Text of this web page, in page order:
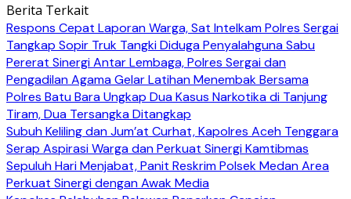
Berita Terkait
Respons Cepat Laporan Warga, Sat Intelkam Polres Sergai
Tangkap Sopir Truk Tangki Diduga Penyalahguna Sabu
Pererat Sinergi Antar Lembaga, Polres Sergai dan
Pengadilan Agama Gelar Latihan Menembak Bersama
Polres Batu Bara Ungkap Dua Kasus Narkotika di Tanjung
Tiram, Dua Tersangka Ditangkap
Subuh Keliling dan Jum’at Curhat, Kapolres Aceh Tenggara
Serap Aspirasi Warga dan Perkuat Sinergi Kamtibmas
Sepuluh Hari Menjabat, Panit Reskrim Polsek Medan Area
Perkuat Sinergi dengan Awak Media